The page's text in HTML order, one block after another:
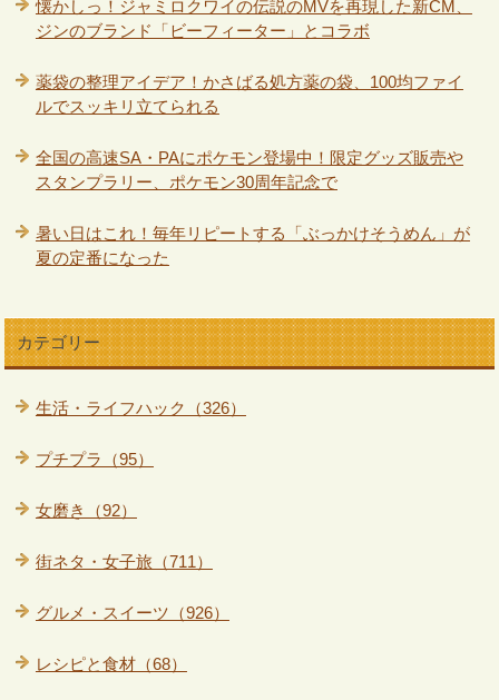
懐かしっ！ジャミロクワイの伝説のMVを再現した新CM、
ジンのブランド「ビーフィーター」とコラボ
薬袋の整理アイデア！かさばる処方薬の袋、100均ファイ
ルでスッキリ立てられる
全国の高速SA・PAにポケモン登場中！限定グッズ販売や
スタンプラリー、ポケモン30周年記念で
暑い日はこれ！毎年リピートする「ぶっかけそうめん」が
夏の定番になった
カテゴリー
生活・ライフハック（326）
プチプラ（95）
女磨き（92）
街ネタ・女子旅（711）
グルメ・スイーツ（926）
レシピと食材（68）